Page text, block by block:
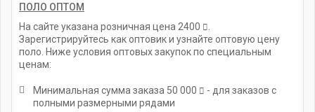
ПОЛО ОПТОМ
На сайте указана розничная цена 2400
Зарегистрируйтесь как оптовик и узнайте оптовую цену
поло. Ниже условия оптовых закупок по специальным
ценам:
Минимальная сумма заказа 50 000
- для заказов с
полными размерными рядами